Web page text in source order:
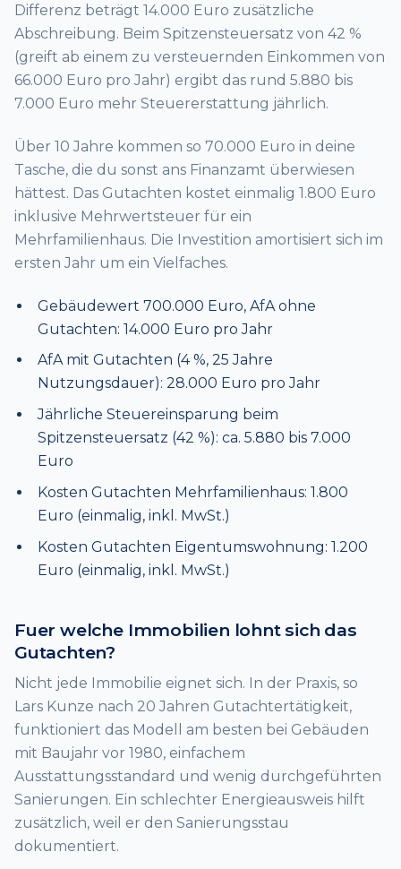
Differenz beträgt 14.000 Euro zusätzliche
Abschreibung. Beim Spitzensteuersatz von 42 %
(greift ab einem zu versteuernden Einkommen von
66.000 Euro pro Jahr) ergibt das rund 5.880 bis
7.000 Euro mehr Steuererstattung jährlich.
Über 10 Jahre kommen so 70.000 Euro in deine
Tasche, die du sonst ans Finanzamt überwiesen
hättest. Das Gutachten kostet einmalig 1.800 Euro
inklusive Mehrwertsteuer für ein
Mehrfamilienhaus. Die Investition amortisiert sich im
ersten Jahr um ein Vielfaches.
Gebäudewert 700.000 Euro, AfA ohne
Gutachten: 14.000 Euro pro Jahr
AfA mit Gutachten (4 %, 25 Jahre
Nutzungsdauer): 28.000 Euro pro Jahr
Jährliche Steuereinsparung beim
Spitzensteuersatz (42 %): ca. 5.880 bis 7.000
Euro
Kosten Gutachten Mehrfamilienhaus: 1.800
Euro (einmalig, inkl. MwSt.)
Kosten Gutachten Eigentumswohnung: 1.200
Euro (einmalig, inkl. MwSt.)
Fuer welche Immobilien lohnt sich das
Gutachten?
Nicht jede Immobilie eignet sich. In der Praxis, so
Lars Kunze nach 20 Jahren Gutachtertätigkeit,
funktioniert das Modell am besten bei Gebäuden
mit Baujahr vor 1980, einfachem
Ausstattungsstandard und wenig durchgeführten
Sanierungen. Ein schlechter Energieausweis hilft
zusätzlich, weil er den Sanierungsstau
dokumentiert.